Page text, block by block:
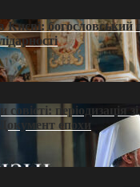
Києві: богословський
совісті: періодизація
епохи